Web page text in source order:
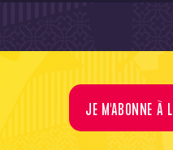
JE M'ABONNE À